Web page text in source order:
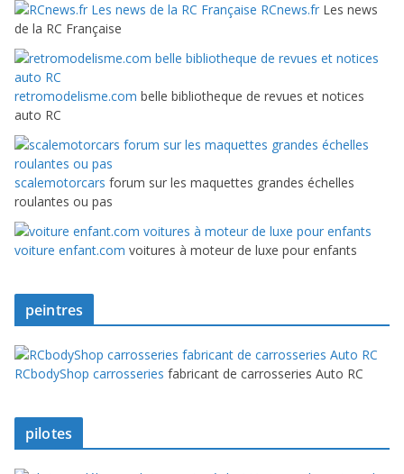
RCnews.fr Les news
de la RC Française
retromodelisme.com belle bibliotheque de revues et notices
auto RC
scalemotorcars forum sur les maquettes grandes échelles
roulantes ou pas
voiture enfant.com voitures à moteur de luxe pour enfants
peintres
RCbodyShop carrosseries fabricant de carrosseries Auto RC
pilotes